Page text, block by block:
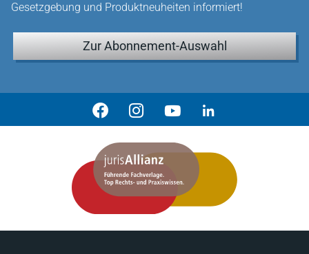
Gesetzgebung und Produktneuheiten informiert!
Zur Abonnement-Auswahl